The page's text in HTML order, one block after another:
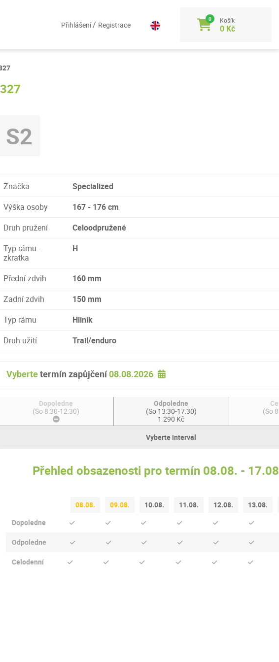
Přihlášení/ Registrace
Košík
0 Kč
S2
Značka
Specialized
Výška osoby
167 - 176 cm
Druh pružení
Celoodpružené
Typ rámu -
zkratka
H
Přední zdvih
160 mm
Zadní zdvih
150 mm
Typ rámu
Hliník
Druh užití
Trail/enduro
Vybertetermín zapůjčení08.08.2026
Dopoledne
(So 8:30-12:30)
Odpoledne
(So 13:30-17:30)
1 290 Kč
(So
Vyberte interval
Přehled obsazenosti pro termín 08.08. -
08.08. 09.08. 10.08. 11.08. 12.08.
13.08.
Dopoledne
Odpoledne
Celodenní